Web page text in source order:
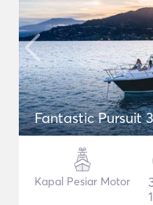
Fantastic Pursuit
Kapal Pesiar Motor